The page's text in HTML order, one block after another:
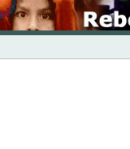
Skip
to
content
INICIO